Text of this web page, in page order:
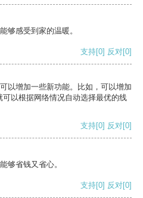
够感受到家的温暖。
支持[0] 反对[0]
以增加一些新功能。比如，可以增加
以根据网络情况自动选择最优的线
支持[0] 反对[0]
够省钱又省心。
支持[0] 反对[0]